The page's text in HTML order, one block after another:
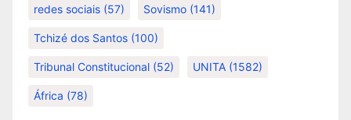
redes sociais (57) Sovismo (141)
Tchizé dos Santos (100)
Tribunal Constitucional (52) UNITA (1582)
África (78)